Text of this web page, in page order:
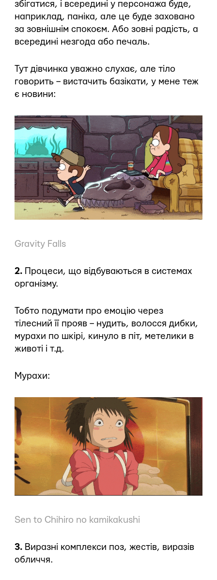
збігатися, і всередині у персонажа буде,
наприклад, паніка, але це буде заховано
за зовнішнім спокоєм. Або зовні радість, а
всередині незгода або печаль.
Тут дівчинка уважно слухає, але тіло
говорить – вистачить базікати, у мене теж
є новини:
Gravity Falls
2. Процеси, що відбуваються в системах
організму.
Тобто подумати про емоцію через
тілесний її прояв – нудить, волосся дибки,
мурахи по шкірі, кинуло в піт, метелики в
животі і т.д.
Мурахи:
Sen to Chihiro no kamikakushi
3. Виразні комплекси поз, жестів, виразів
обличчя.